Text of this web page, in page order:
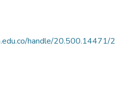
handle/20.500.14471/2